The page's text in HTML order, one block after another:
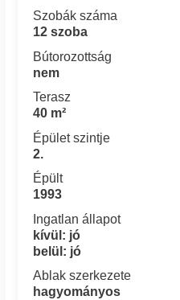
Szobák száma
12 szoba
Bútorozottság
nem
Terasz
40 m²
Épület szintje
2.
Épült
1993
Ingatlan állapot
kívül: jó
belül: jó
Ablak szerkezete
hagyományos